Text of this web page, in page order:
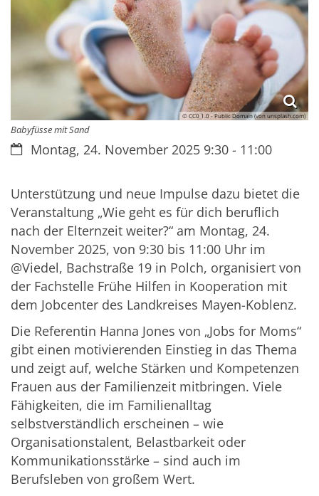
© CC0 1.0 - Public Domain (von unsplash.com)
Babyfüsse mit Sand
Datum:Montag, 24. November 2025 9:30 - 11:00
Unterstützung und neue Impulse dazu bietet die
Veranstaltung „Wie geht es für dich beruflich
nach der Elternzeit weiter?“ am Montag, 24.
November 2025, von 9:30 bis 11:00 Uhr im
@Viedel, Bachstraße 19 in Polch, organisiert von
der Fachstelle Frühe Hilfen in Kooperation mit
dem Jobcenter des Landkreises Mayen-Koblenz.
Die Referentin Hanna Jones von „Jobs for Moms“
gibt einen motivierenden Einstieg in das Thema
und zeigt auf, welche Stärken und Kompetenzen
Frauen aus der Familienzeit mitbringen. Viele
Fähigkeiten, die im Familienalltag
selbstverständlich erscheinen – wie
Organisationstalent, Belastbarkeit oder
Kommunikationsstärke – sind auch im
Berufsleben von großem Wert.